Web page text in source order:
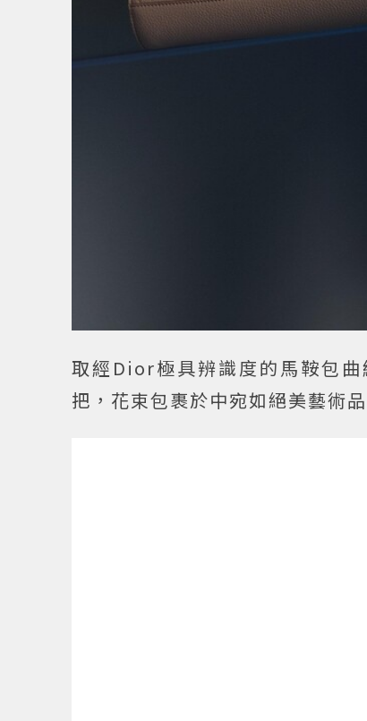
取經Dior極具辨識度的馬鞍包
把，花束包裹於中宛如絕美藝術